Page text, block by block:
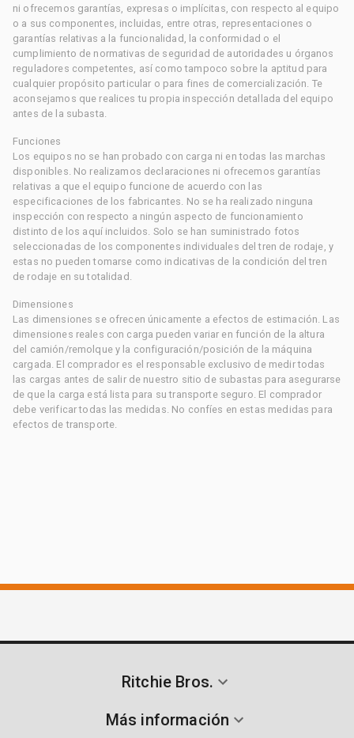
ni ofrecemos garantías, expresas o implícitas, con respecto al equipo
o a sus componentes, incluidas, entre otras, representaciones o
garantías relativas a la funcionalidad, la conformidad o el
cumplimiento de normativas de seguridad de autoridades u órganos
reguladores competentes, así como tampoco sobre la aptitud para
cualquier propósito particular o para fines de comercialización. Te
aconsejamos que realices tu propia inspección detallada del equipo
antes de la subasta.
Funciones
Los equipos no se han probado con carga ni en todas las marchas
disponibles. No realizamos declaraciones ni ofrecemos garantías
relativas a que el equipo funcione de acuerdo con las
especificaciones de los fabricantes. No se ha realizado ninguna
inspección con respecto a ningún aspecto de funcionamiento
distinto de los aquí incluidos. Solo se han suministrado fotos
seleccionadas de los componentes individuales del tren de rodaje, y
estas no pueden tomarse como indicativas de la condición del tren
de rodaje en su totalidad.
Dimensiones
Las dimensiones se ofrecen únicamente a efectos de estimación. Las
dimensiones reales con carga pueden variar en función de la altura
del camión/remolque y la configuración/posición de la máquina
cargada. El comprador es el responsable exclusivo de medir todas
las cargas antes de salir de nuestro sitio de subastas para asegurarse
de que la carga está lista para su transporte seguro. El comprador
debe verificar todas las medidas. No confíes en estas medidas para
efectos de transporte.
Ritchie Bros.
Más información